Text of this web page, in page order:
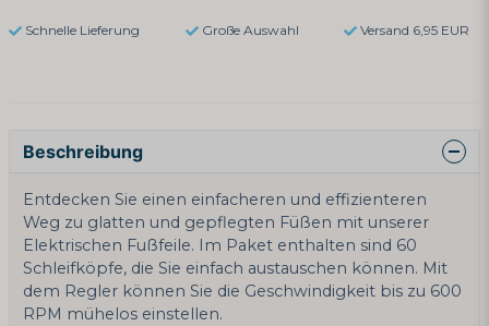
Schnelle Lieferung Große Auswahl Versand 6,95 EUR
Beschreibung
Entdecken Sie einen einfacheren und effizienteren
Weg zu glatten und gepflegten Füßen mit unserer
Elektrischen Fußfeile. Im Paket enthalten sind 60
Schleifköpfe, die Sie einfach austauschen können. Mit
dem Regler können Sie die Geschwindigkeit bis zu 600
RPM mühelos einstellen.